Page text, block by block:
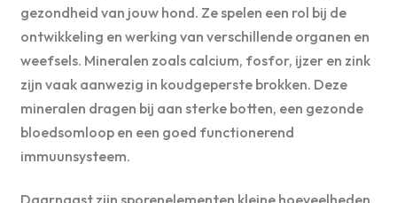
gezondheid van jouw hond. Ze spelen een rol bij de
ontwikkeling en werking van verschillende organen en
weefsels. Mineralen zoals calcium, fosfor, ijzer en zink
zijn vaak aanwezig in koudgeperste brokken. Deze
mineralen dragen bij aan sterke botten, een gezonde
bloedsomloop en een goed functionerend
immuunsysteem.